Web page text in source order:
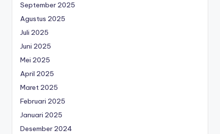
September 2025
Agustus 2025
Juli 2025
Juni 2025
Mei 2025
April 2025
Maret 2025
Februari 2025
Januari 2025
Desember 2024